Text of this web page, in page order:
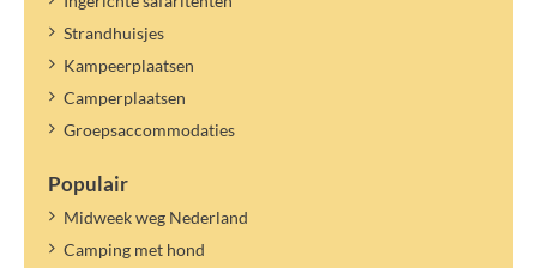
Strandhuisjes
Kampeerplaatsen
Camperplaatsen
Groepsaccommodaties
Populair
Midweek weg Nederland
Camping met hond